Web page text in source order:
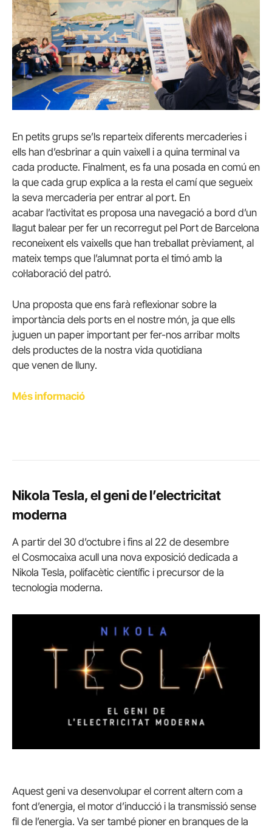
En petits grups se’ls reparteix diferents mercaderies i
ells han d’esbrinar a quin vaixell i a quina terminal va
cada producte. Finalment, es fa una posada en comú en
la que cada grup explica a la resta el camí que segueix
la seva mercaderia per entrar al port. En
acabar l’activitat es proposa una navegació a bord d’un
llagut balear per fer un recorregut pel Port de Barcelona
reconeixent els vaixells que han treballat prèviament, al
mateix temps que l’alumnat porta el timó amb la
col·laboració del patró.
Una proposta que ens farà reflexionar sobre la
importància dels ports en el nostre món, ja que ells
juguen un paper important per fer-nos arribar molts
dels productes de la nostra vida quotidiana
que venen de lluny.
Més informació
Nikola Tesla, el geni de l’electricitat
moderna
A partir del 30 d’octubre i fins al 22 de desembre
el Cosmocaixa acull una nova exposició dedicada a
Nikola Tesla, polifacètic científic i precursor de la
tecnologia moderna.
Aquest geni va desenvolupar el corrent altern com a
font d’energia, el motor d’inducció i la transmissió sense
fil de l’energia. Va ser també pioner en branques de la